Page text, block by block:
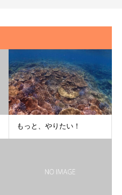
もっと、やりたい！